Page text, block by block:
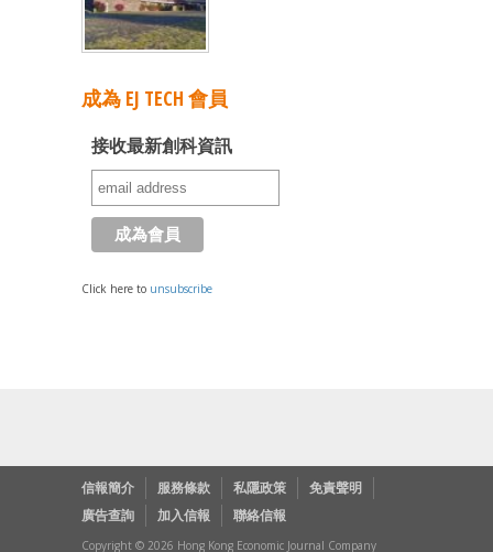
成為 EJ TECH 會員
接收最新創科資訊
Click here to unsubscribe
信報簡介 服務條款 私隱政策
免責聲明
廣告查詢
加入信報 聯絡信報
Copyright © 2026 Hong Kong Economic Journal Company